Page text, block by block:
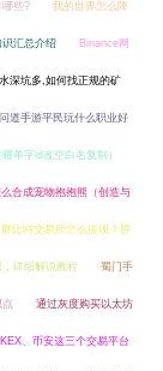
哪些? 我的世界怎么降
识汇总介绍 Binance网
深坑多,如何找正规的矿
问道手游平民玩什么职业好
单字id改空白名复制）
合成宠物抱抱熊（创造与
胖比特交易所怎么提现？胖
详细解说教程 蜀门手
通过灰度购买以太坊
、币安这三个交易平台